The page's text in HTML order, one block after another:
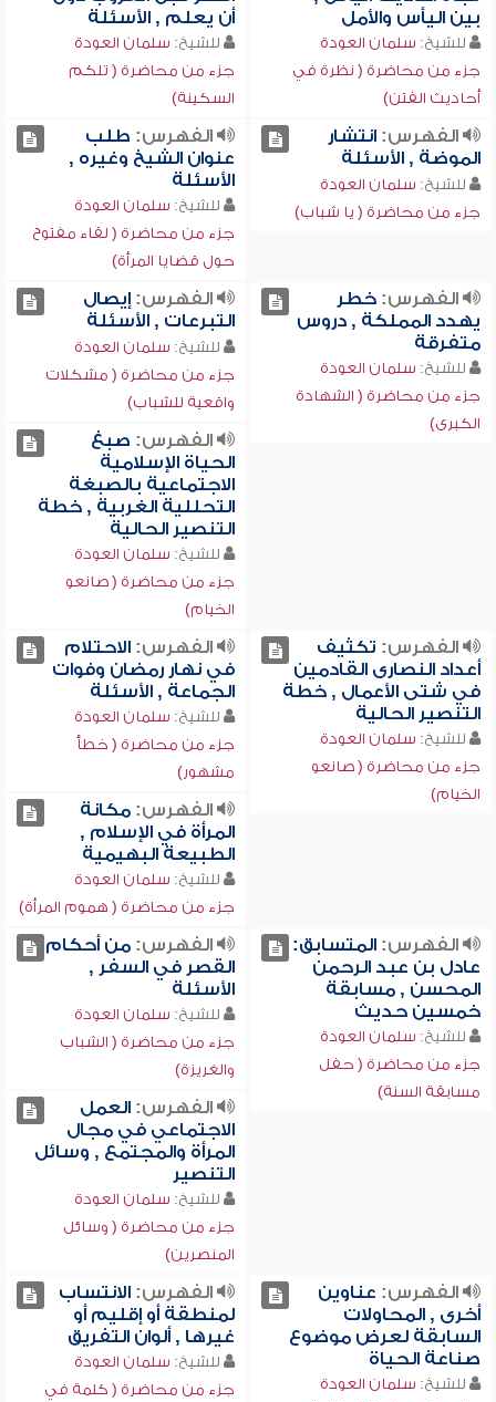
بين اليأس والأمل
للشيخ: سلمان العودة
جزء من محاضرة ( نظرة في
أحاديث الفتن)
أن يعلم , الأسئلة
للشيخ: سلمان العودة
جزء من محاضرة ( تلكم
السكينة)
الفهرس:انتشار
الموضة , الأسئلة
للشيخ: سلمان العودة
جزء من محاضرة ( يا شباب)
الفهرس: طلب
عنوان الشيخ وغيره ,
الأسئلة
للشيخ: سلمان العودة
جزء من محاضرة ( لقاء مفتوح
حول قضايا المرأة)
الفهرس:خطر
يهدد المملكة , دروس
متفرقة
للشيخ: سلمان العودة
جزء من محاضرة ( الشهادة
الكبرى)
الفهرس:إيصال
التبرعات , الأسئلة
للشيخ: سلمان العودة
جزء من محاضرة ( مشكلات
واقعية للشباب)
الفهرس: صبغ
الحياة الإسلامية
الاجتماعية بالصبغة
التحللية الغربية , خطة
التنصير الحالية
للشيخ: سلمان العودة
جزء من محاضرة ( صانعو
الخيام)
الفهرس: تكثيف
أعداد النصارى القادمين
في شتى الأعمال , خطة
التنصير الحالية
للشيخ: سلمان العودة
جزء من محاضرة ( صانعو
الخيام)
الفهرس:الاحتلام
في نهار رمضان وفوات
الجماعة , الأسئلة
للشيخ: سلمان العودة
جزء من محاضرة ( خطأ
مشهور)
الفهرس:مكانة
المرأة في الإسلام ,
الطبيعة البهيمية
للشيخ: سلمان العودة
جزء من محاضرة ( هموم المرأة)
الفهرس:المتسابق:
عادل بن عبد الرحمن
المحسن , مسابقة
خمسين حديث
للشيخ: سلمان العودة
جزء من محاضرة ( حفل
مسابقة السنة)
الفهرس:من أحكام
القصر في السفر ,
الأسئلة
للشيخ: سلمان العودة
جزء من محاضرة ( الشباب
والغريزة)
الفهرس:العمل
الاجتماعي في مجال
المرأة والمجتمع , وسائل
التنصير
للشيخ: سلمان العودة
جزء من محاضرة ( وسائل
المنصرين)
الفهرس: عناوين
أخرى , المحاولات
السابقة لعرض موضوع
صناعة الحياة
للشيخ: سلمان العودة
الفهرس:الانتساب
لمنطقة أو إقليم أو
غيرها , ألوان التفريق
للشيخ: سلمان العودة
جزء من محاضرة ( كلمة في